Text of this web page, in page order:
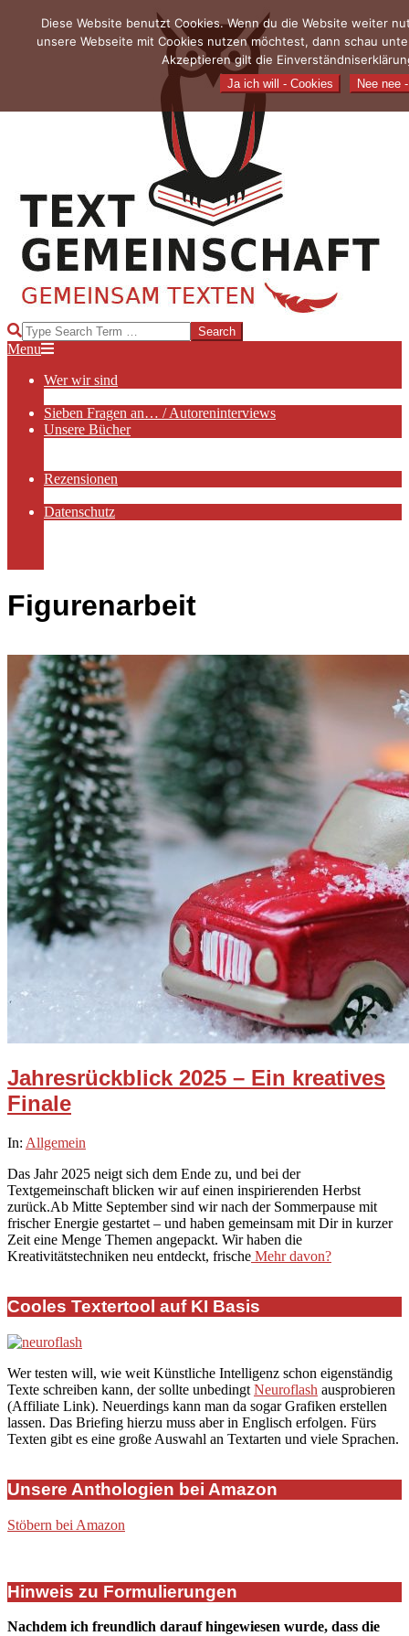
content
TEXTGEMEINSCHAFT
Search
Primary
Menu
Menu
Wer wir sind
Sieben Fragen an… / Autoreninterviews
Unsere Bücher
Rezensionen
Datenschutz
Figurenarbeit
Jahresrückblick 2025 – Ein kreatives
Finale
2025-
15
In: Allgemein
Das Jahr 2025 neigt sich dem Ende zu, und bei der
Textgemeinschaft blicken wir auf einen inspirierenden Herbst
zurück.Ab Mitte September sind wir nach der Sommerpause mit
frischer Energie gestartet – und haben gemeinsam mit Dir in kurzer
Zeit eine Menge Themen angepackt. Wir haben die
Kreativitätstechniken neu entdeckt, frische Mehr davon?
Cooles Textertool auf KI Basis
Wer testen will, wie weit Künstliche Intelligenz schon eigenständig
Texte schreiben kann, der sollte unbedingt Neuroflash ausprobieren
(Affiliate Link). Neuerdings kann man da sogar Grafiken erstellen
lassen. Das Briefing hierzu muss aber in Englisch erfolgen. Fürs
Texten gibt es eine große Auswahl an Textarten und viele Sprachen.
Unsere Anthologien bei Amazon
Stöbern bei Amazon
Hinweis zu Formulierungen
Nachdem ich freundlich darauf hingewiesen wurde, dass die
Diese Website benutzt Cookies. Wenn du die Website weiter
unsere Webseite mit Cookies nutzen möchtest, dann schau
Akzeptieren gilt die
Ja ich will - Cookies Nee nee